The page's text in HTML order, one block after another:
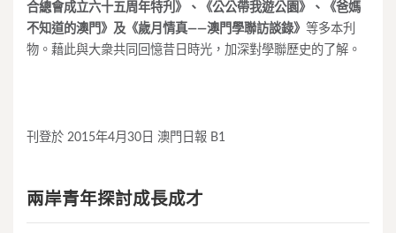
合總會成立六十五周年特刋》、《公公帶我遊公園》、《爸媽
不知道的澳門》及《歲月情真——澳門學聯訪談錄》 等多本刋
物。藉此與大衆共同回憶昔日時光，加深對學聯歷史的了解。
刊登於 2015年4月30日 澳門日報 B1
兩岸青年探討成長成才